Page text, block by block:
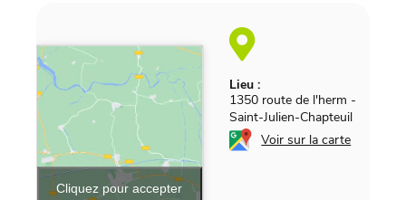
Lieu :
1350 route de l'herm -
Saint-Julien-Chapteuil
Voir sur la carte
Cliquez pour accepter